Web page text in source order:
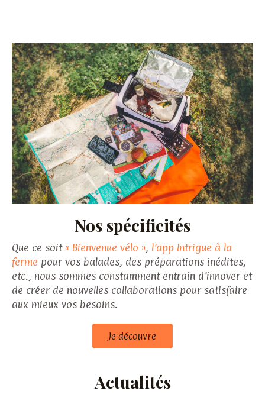
Nos spécificités
Que ce soit« Bienvenue vélo », l’app Intrigue à la
ferme pour vos balades, des préparations inédites,
etc., nous sommes constamment entrain d’innover et
de créer de nouvelles collaborations pour satisfaire
aux mieux vos besoins.
Je découvre
Actualités